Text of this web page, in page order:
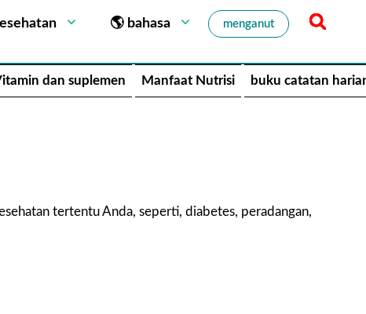
🌎 bahasa menganut
dan suplemen Manfaat Nutrisi buku catatan
tertentu Anda, seperti, diabetes, peradangan,